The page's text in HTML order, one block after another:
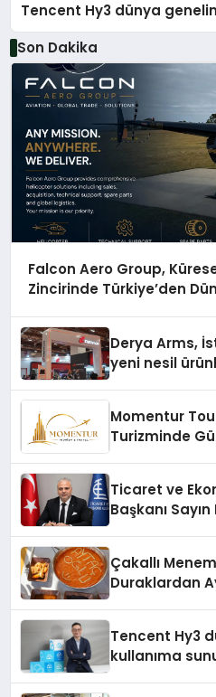
Tencent Hy3 dünya
Son Dakika
Falcon Aero Group,
Zincirinde Türkiye’den
Derya Arms,
yeni nesil
Momentur
Turizminde
Ticaret ve
Başkanı
Çakallı
Duraklardan
Tencent Hy3
kullanıma